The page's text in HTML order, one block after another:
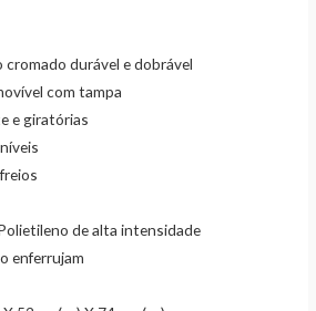
durável e dobrável
com tampa
e giratórias
de alta intensidade
enferrujam